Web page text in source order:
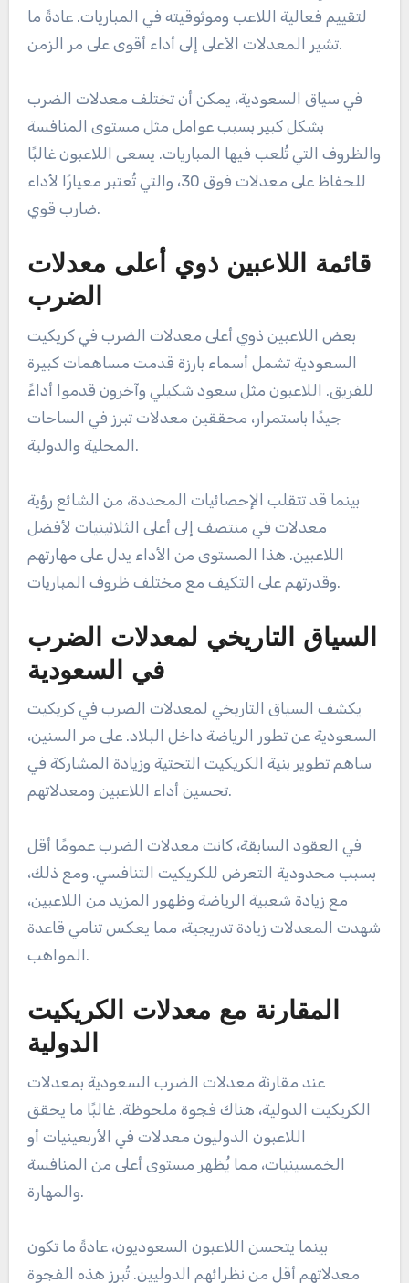
لتقييم فعالية اللاعب وموثوقيته في المباريات. عادةً ما
تشير المعدلات الأعلى إلى أداء أقوى على مر الزمن.
في سياق السعودية، يمكن أن تختلف معدلات الضرب
بشكل كبير بسبب عوامل مثل مستوى المنافسة
والظروف التي تُلعب فيها المباريات. يسعى اللاعبون غالبًا
للحفاظ على معدلات فوق 30، والتي تُعتبر معيارًا لأداء
ضارب قوي.
قائمة اللاعبين ذوي أعلى معدلات
الضرب
بعض اللاعبين ذوي أعلى معدلات الضرب في كريكيت
السعودية تشمل أسماء بارزة قدمت مساهمات كبيرة
للفريق. اللاعبون مثل سعود شكيلي وآخرون قدموا أداءً
جيدًا باستمرار، محققين معدلات تبرز في الساحات
المحلية والدولية.
بينما قد تتقلب الإحصائيات المحددة، من الشائع رؤية
معدلات في منتصف إلى أعلى الثلاثينيات لأفضل
اللاعبين. هذا المستوى من الأداء يدل على مهارتهم
وقدرتهم على التكيف مع مختلف ظروف المباريات.
السياق التاريخي لمعدلات الضرب
في السعودية
يكشف السياق التاريخي لمعدلات الضرب في كريكيت
السعودية عن تطور الرياضة داخل البلاد. على مر السنين،
ساهم تطوير بنية الكريكيت التحتية وزيادة المشاركة في
تحسين أداء اللاعبين ومعدلاتهم.
في العقود السابقة، كانت معدلات الضرب عمومًا أقل
بسبب محدودية التعرض للكريكيت التنافسي. ومع ذلك،
مع زيادة شعبية الرياضة وظهور المزيد من اللاعبين،
شهدت المعدلات زيادة تدريجية، مما يعكس تنامي قاعدة
المواهب.
المقارنة مع معدلات الكريكيت
الدولية
عند مقارنة معدلات الضرب السعودية بمعدلات
الكريكيت الدولية، هناك فجوة ملحوظة. غالبًا ما يحقق
اللاعبون الدوليون معدلات في الأربعينيات أو
الخمسينيات، مما يُظهر مستوى أعلى من المنافسة
والمهارة.
بينما يتحسن اللاعبون السعوديون، عادةً ما تكون
معدلاتهم أقل من نظرائهم الدوليين. تُبرز هذه الفجوة